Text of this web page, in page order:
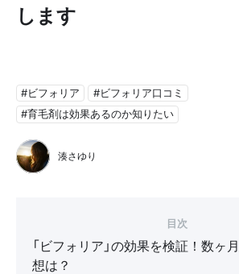
します
#ビフォリア
#ビフォリア口コミ
#育毛剤は効果あるのか知りたい
湊さゆり
目次
「ビフォリア」の効果を検証！数ヶ
想は？